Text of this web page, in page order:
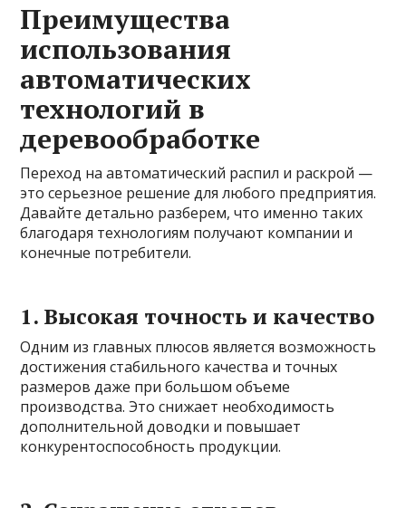
Преимущества
использования
автоматических
технологий в
деревообработке
Переход на автоматический распил и раскрой —
это серьезное решение для любого предприятия.
Давайте детально разберем, что именно таких
благодаря технологиям получают компании и
конечные потребители.
1. Высокая точность и качество
Одним из главных плюсов является возможность
достижения стабильного качества и точных
размеров даже при большом объеме
производства. Это снижает необходимость
дополнительной доводки и повышает
конкурентоспособность продукции.